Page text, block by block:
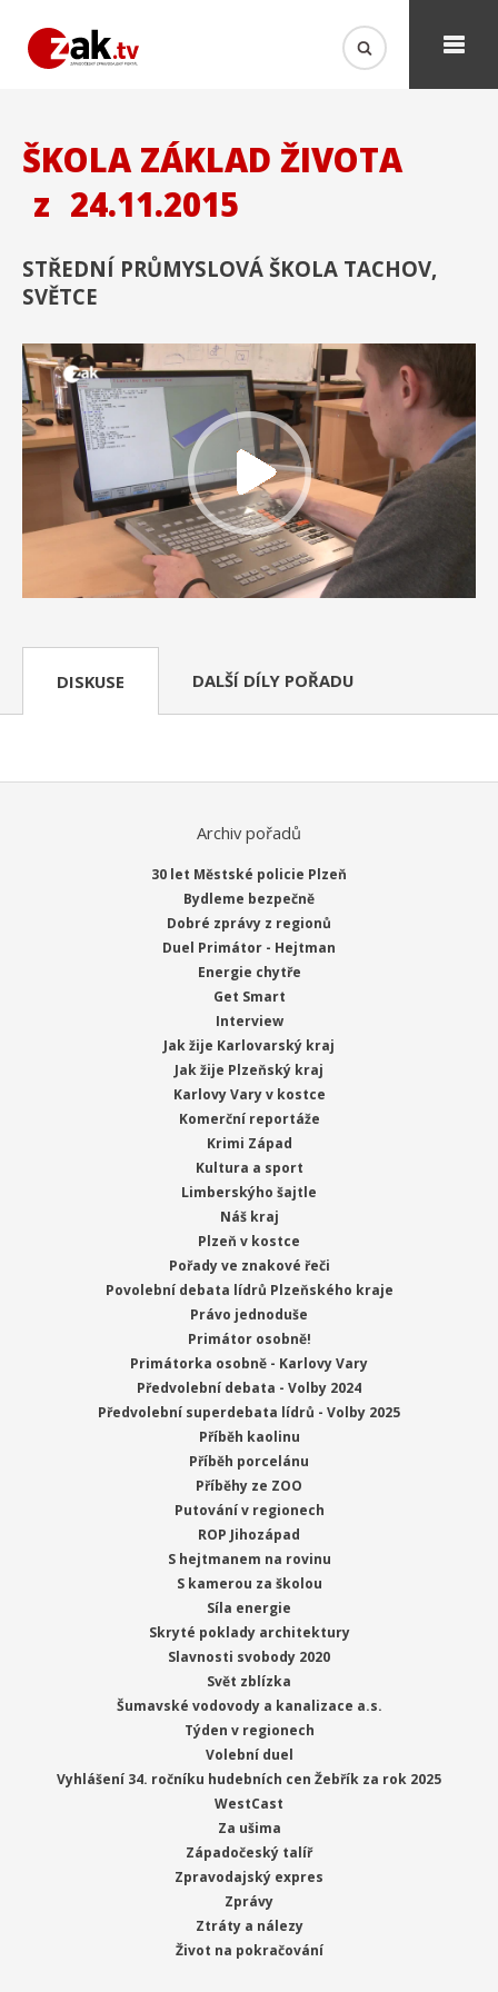
ŠKOLA ZÁKLAD ŽIVOTA
z 24.11.2015
STŘEDNÍ PRŮMYSLOVÁ ŠKOLA TACHOV,
SVĚTCE
DISKUSE DALŠÍ DÍLY POŘADU
Archiv pořadů
30 let Městské policie Plzeň
Bydleme bezpečně
Dobré zprávy z regionů
Duel Primátor - Hejtman
Energie chytře
Get Smart
Interview
Jak žije Karlovarský kraj
Jak žije Plzeňský kraj
Karlovy Vary v kostce
Komerční reportáže
Krimi Západ
Kultura a sport
Limberskýho šajtle
Náš kraj
Plzeň v kostce
Pořady ve znakové řeči
Povolební debata lídrů Plzeňského kraje
Právo jednoduše
Primátor osobně!
Primátorka osobně - Karlovy Vary
Předvolební debata - Volby 2024
Předvolební superdebata lídrů - Volby 2025
Příběh kaolinu
Příběh porcelánu
Příběhy ze ZOO
Putování v regionech
ROP Jihozápad
S hejtmanem na rovinu
S kamerou za školou
Síla energie
Skryté poklady architektury
Slavnosti svobody 2020
Svět zblízka
Šumavské vodovody a kanalizace a.s.
Týden v regionech
Volební duel
Vyhlášení 34. ročníku hudebních cen Žebřík za rok 2025
WestCast
Za ušima
Západočeský talíř
Zpravodajský expres
Zprávy
Ztráty a nálezy
Život na pokračování